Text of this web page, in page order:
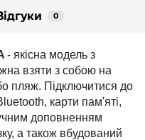
0
- якісна модель з
взяти з собою на
пляж. Підключитися до
карти пам'яті,
доповненням
а також вбудований